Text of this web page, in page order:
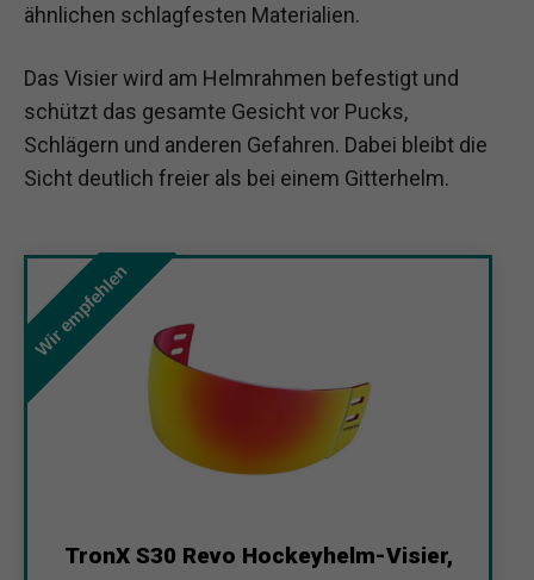
ähnlichen schlagfesten Materialien.
Das Visier wird am Helmrahmen befestigt und
schützt das gesamte Gesicht vor Pucks,
Schlägern und anderen Gefahren. Dabei bleibt die
Sicht deutlich freier als bei einem Gitterhelm.
Wir empfehlen
TronX S30 Revo Hockeyhelm-Visier,